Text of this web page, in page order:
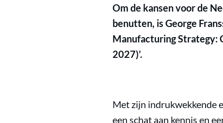
Om de kansen voor de
benutten, is George
Manufacturing Strategy:
2027)’.
Met zijn indrukwekkende
een schat aan kennis en